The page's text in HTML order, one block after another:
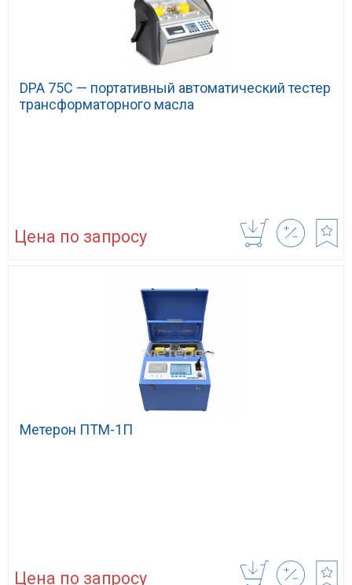
DPA 75C — портативный автоматический тестер
трансформаторного масла
Цена по запросу
Метерон ПТМ-1П
Цена по запросу